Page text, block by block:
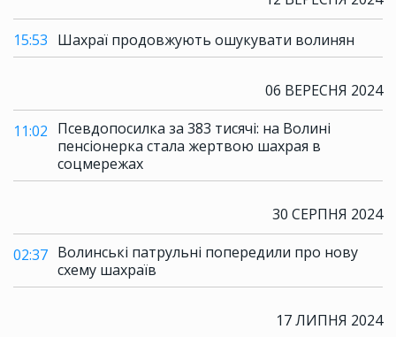
15:53 Шахраї продовжують ошукувати волинян
06 ВЕРЕСНЯ 2024
11:02 Псевдопосилка за 383 тисячі: на Волині
пенсіонерка стала жертвою шахрая в
соцмережах
30 СЕРПНЯ 2024
02:37 Волинські патрульні попередили про нову
схему шахраїв
17 ЛИПНЯ 2024